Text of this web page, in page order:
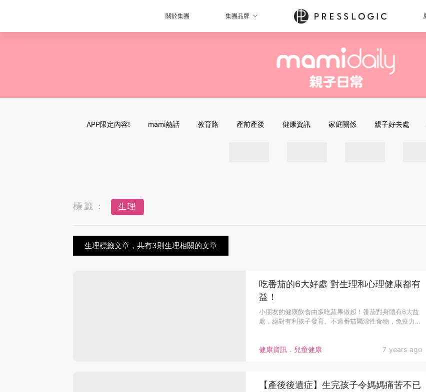
關於集團 集團品牌
APP限定內容! mami熱話 教育路 產前產後 健康資訊 家庭關係 親子好去處
標籤： 生理
生理標籤文章，共有3則生理相關的文章
健康資訊．兒童健康 7 years ago
吃番茄的6大好處 對生理和心理健康都有
益！
小朋友的健康飲食由多吃蔬果做起！番茄對身體有6大益
處，絕對有利孩子發育。不過番茄屬涼性食物，免疫力
【產後後遺症】生完孩子令媽媽痛苦不已